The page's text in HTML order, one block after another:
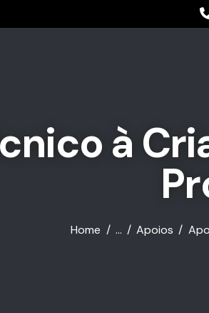
à
Home ... Apoios